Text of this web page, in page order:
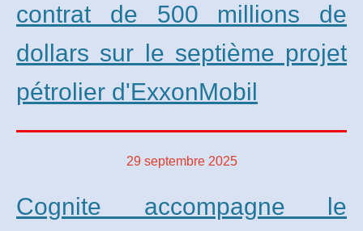
contrat de 500 millions de
dollars sur le septième projet
pétrolier d'ExxonMobil
29 septembre 2025
Cognite accompagne le